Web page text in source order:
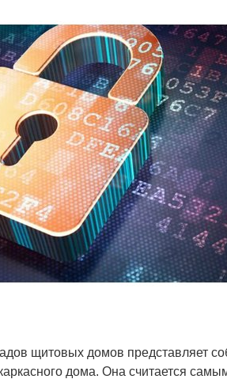
щитовых домов представляет
дома. Она считается